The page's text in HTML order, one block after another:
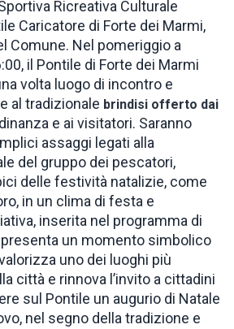
Ricreativa Culturale
Caricatore di Forte dei Marmi,
Comune. Nel pomeriggio a
il Pontile di Forte dei Marmi
volta luogo di incontro e
al tradizionale brindisi offerto dai
e ai visitatori. Saranno
assaggi legati alla
del gruppo dei pescatori,
delle festività natalizie, come
in un clima di festa e
inserita nel programma di
un momento simbolico
uno dei luoghi più
città e rinnova l’invito a cittadini
sul Pontile un augurio di Natale
nel segno della tradizione e